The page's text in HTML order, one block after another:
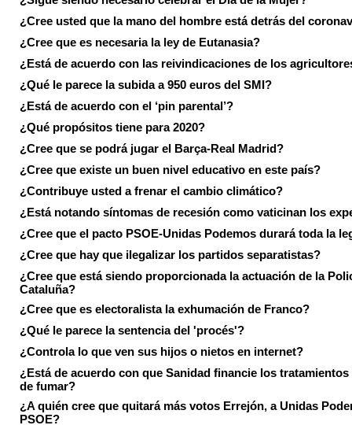
¿Cree usted que la mano del hombre está detrás del
¿Cree que es necesaria la ley de Eutanasia?
¿Está de acuerdo con las reivindicaciones de los
¿Qué le parece la subida a 950 euros del SMI?
¿Está de acuerdo con el ‘pin parental’?
¿Qué propósitos tiene para 2020?
¿Cree que se podrá jugar el Barça-Real Madrid?
¿Cree que existe un buen nivel educativo en este país?
¿Contribuye usted a frenar el cambio climático?
¿Está notando síntomas de recesión como vaticinan los
¿Cree que el pacto PSOE-Unidas Podemos durará toda la
¿Cree que hay que ilegalizar los partidos separatistas?
¿Cree que está siendo proporcionada la actuación de la
Cataluña?
¿Cree que es electoralista la exhumación de Franco?
¿Qué le parece la sentencia del 'procés'?
¿Controla lo que ven sus hijos o nietos en internet?
¿Está de acuerdo con que Sanidad financie los tratamientos
de fumar?
¿A quién cree que quitará más votos Errejón, a Unidas
PSOE?